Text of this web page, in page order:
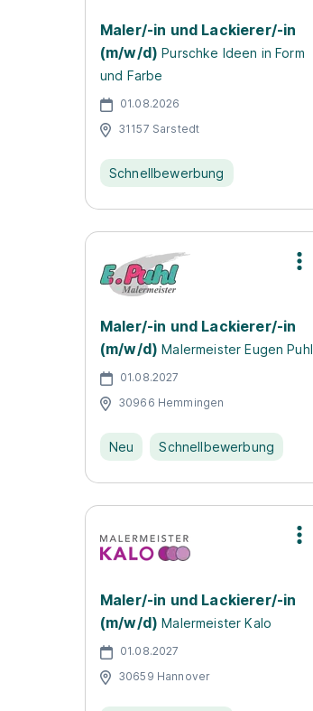
Maler/-in und Lackierer/-in
(m/w/d) Purschke Ideen in Form
und Farbe
01.08.2026
31157 Sarstedt
Schnellbewerbung
Maler/-in und Lackierer/-in
(m/w/d) Malermeister Eugen Puhl
01.08.2027
30966 Hemmingen
Neu Schnellbewerbung
Maler/-in und Lackierer/-in
(m/w/d) Malermeister Kalo
01.08.2027
30659 Hannover